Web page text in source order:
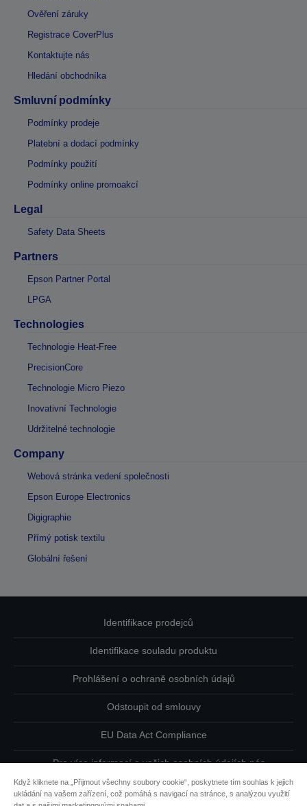
Ověření záruky
Registrace CoverPlus
Kontaktujte nás
Hledání obchodníka
Smluvní podmínky
Podmínky prodeje
Platební a dodací podmínky
Podmínky použití
Podmínky online promoakcí
Legal
Safety Data Sheets
Partners
Epson Partner Portal
LPGA
Technologies
Technologie Heat-Free
PrecisionCore
Technologie Micro Piezo
Inovativní Technologie
Udržitelné technologie
Company
Webová stránka vedení společnosti
Epson Europe Electronics
Digigraphie
Přímý potisk textilu
Globální řešení
Identifikace prodejců
Identifikace souladu produktu
Prohlášení o ochraně osobních údajů
Odstoupit od smlouvy
EU Data Act Compliance
Pro více informací o vašich osobních údajích nás
Když kliknete na „Přijmout všechny soubory cookie“, poskytnete tím souhlas k jejich
ukládání na vašem zařízení, což pomáhá s navigací na stránce, s analýzou využití